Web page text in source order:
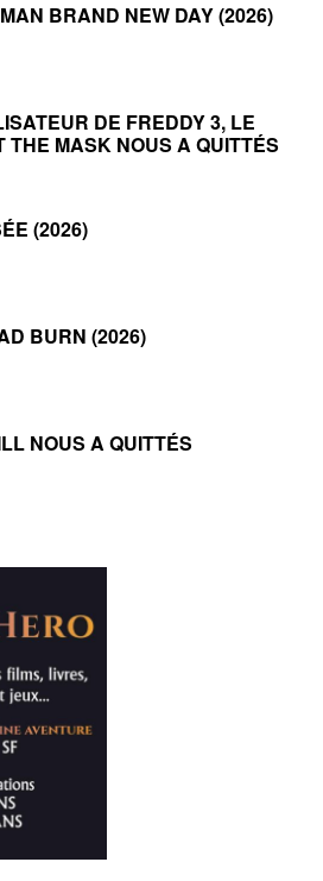
BRAND NEW DAY (2026)
DE FREDDY 3, LE
THE MASK NOUS A QUITTÉS
(2026)
BURN (2026)
NOUS A QUITTÉS